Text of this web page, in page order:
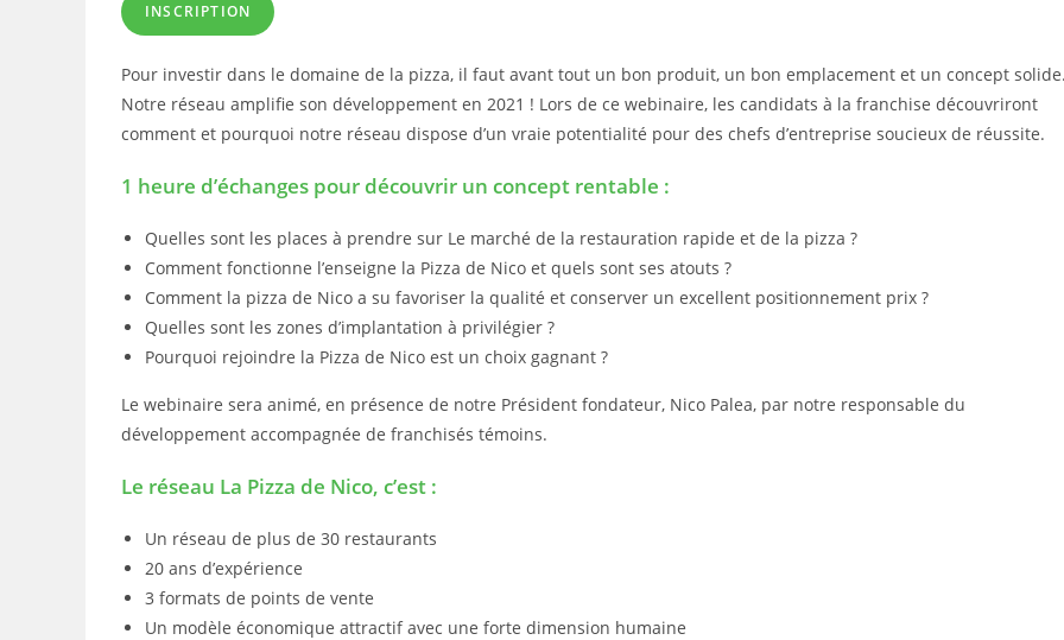
INSCRIPTION
Pour investir dans le domaine de la pizza, il faut avant tout un bon produit, un bon emplacement et un concept
Notre réseau amplifie son développement en 2021 ! Lors de ce webinaire, les candidats à la franchise découvriront
comment et pourquoi notre réseau dispose d’un vraie potentialité pour des chefs d’entreprise soucieux de réussite.
1 heure d’échanges pour découvrir un concept rentable :
Quelles sont les places à prendre sur Le marché de la restauration rapide et de la pizza ?
Comment fonctionne l’enseigne la Pizza de Nico et quels sont ses atouts ?
Comment la pizza de Nico a su favoriser la qualité et conserver un excellent positionnement prix ?
Quelles sont les zones d’implantation à privilégier ?
Pourquoi rejoindre la Pizza de Nico est un choix gagnant ?
Le webinaire sera animé, en présence de notre Président fondateur, Nico Palea, par notre responsable du
développement accompagnée de franchisés témoins.
Le réseau La Pizza de Nico, c’est :
Un réseau de plus de 30 restaurants
20 ans d’expérience
3 formats de points de vente
Un modèle économique attractif avec une forte dimension humaine